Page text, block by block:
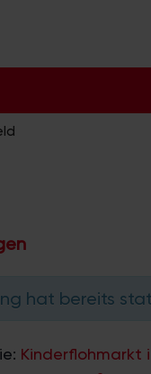
hat bereits
Kinderflohmarkt